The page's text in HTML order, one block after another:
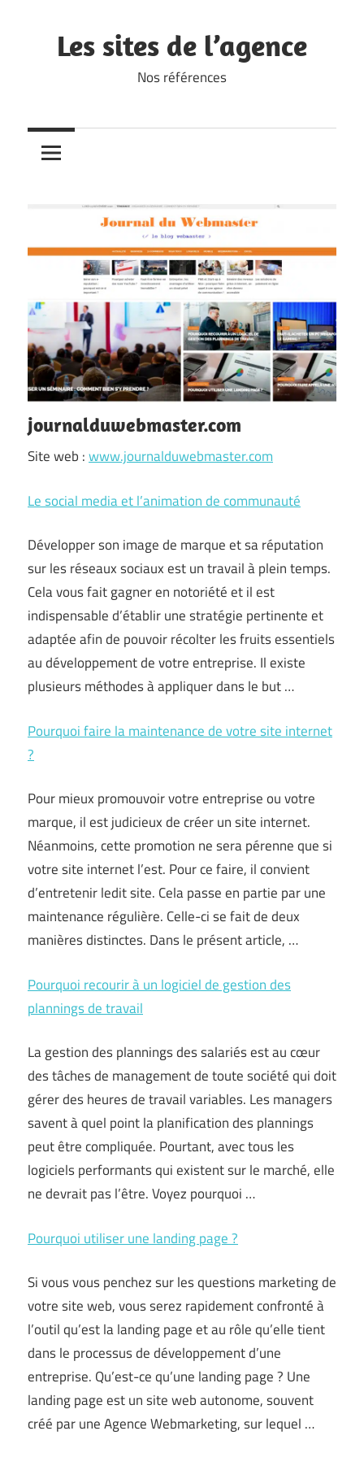
contentLes sites de l’agence
Nos références
journalduwebmaster.com
Site web :www.journalduwebmaster.com
Le social media et l’animation de communauté
Développer son image de marque et sa réputation
sur les réseaux sociaux est un travail à plein temps.
Cela vous fait gagner en notoriété et il est
indispensable d’établir une stratégie pertinente et
adaptée afin de pouvoir récolter les fruits essentiels
au développement de votre entreprise. Il existe
plusieurs méthodes à appliquer dans le but …
Pourquoi faire la maintenance de votre site internet
?
Pour mieux promouvoir votre entreprise ou votre
marque, il est judicieux de créer un site internet.
Néanmoins, cette promotion ne sera pérenne que si
votre site internet l’est. Pour ce faire, il convient
d’entretenir ledit site. Cela passe en partie par une
maintenance régulière. Celle-ci se fait de deux
manières distinctes. Dans le présent article, …
Pourquoi recourir à un logiciel de gestion des
plannings de travail
La gestion des plannings des salariés est au cœur
des tâches de management de toute société qui doit
gérer des heures de travail variables. Les managers
savent à quel point la planification des plannings
peut être compliquée. Pourtant, avec tous les
logiciels performants qui existent sur le marché, elle
ne devrait pas l’être. Voyez pourquoi …
Pourquoi utiliser une landing page ?
Si vous vous penchez sur les questions marketing de
votre site web, vous serez rapidement confronté à
l’outil qu’est la landing page et au rôle qu’elle tient
dans le processus de développement d’une
entreprise. Qu’est-ce qu’une landing page ? Une
landing page est un site web autonome, souvent
créé par une Agence Webmarketing, sur lequel …